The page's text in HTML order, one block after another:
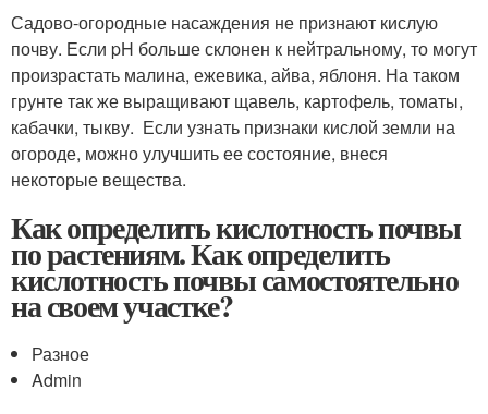
Садово-огородные насаждения не признают кислую
почву. Если pH больше склонен к нейтральному, то могут
произрастать малина, ежевика, айва, яблоня. На таком
грунте так же выращивают щавель, картофель, томаты,
кабачки, тыкву. Если узнать признаки кислой земли на
огороде, можно улучшить ее состояние, внеся
некоторые вещества.
Как определить кислотность почвы
по растениям. Как определить
кислотность почвы самостоятельно
на своем участке?
Разное
Admin